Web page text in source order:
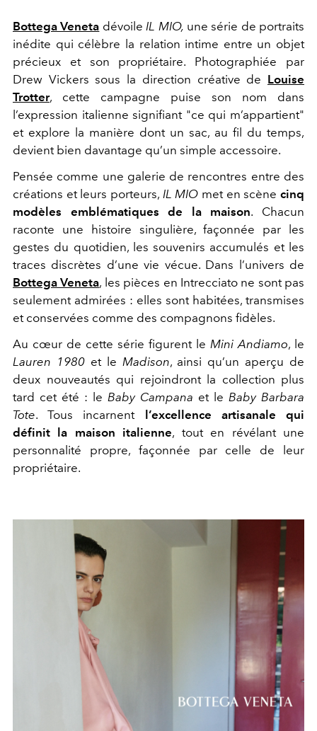
Bottega Veneta dévoileIL MIO, une série de portraits
inédite qui célèbre la relation intime entre un objet
précieux et son propriétaire. Photographiée par
Drew Vickers sous la direction créative de Louise
Trotter, cette campagne puise son nom dans
l’expression italienne signifiant "ce qui m’appartient"
et explore la manière dont un sac, au fil du temps,
devient bien davantage qu’un simple accessoire.
Pensée comme une galerie de rencontres entre des
créations et leurs porteurs, IL MIO met en scènecinq
modèles emblématiques de la maison. Chacun
raconte une histoire singulière, façonnée par les
gestes du quotidien, les souvenirs accumulés et les
traces discrètes d’une vie vécue. Dans l’univers de
Bottega Veneta, les pièces en Intrecciato ne sont pas
seulement admirées : elles sont habitées, transmises
et conservées comme des compagnons fidèles.
Au cœur de cette série figurent le Mini Andiamo, le
Lauren 1980et le Madison, ainsi qu’un aperçu de
deux nouveautés qui rejoindront la collection plus
tard cet été : le Baby Campana et le Baby Barbara
Tote. Tous incarnent
l’excellence artisanale qui
définit la maison italienne, tout en révélant une
personnalité propre, façonnée par celle de leur
propriétaire.